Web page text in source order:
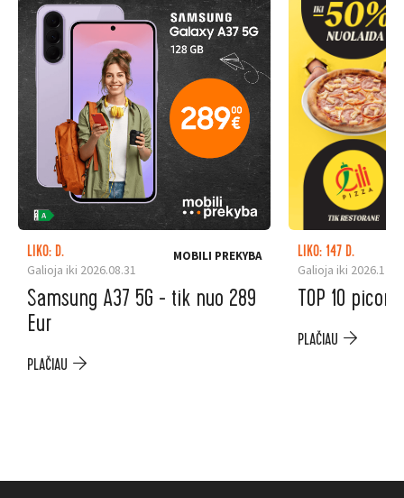
LIKO: D.
Galioja iki 2026.08.31
MOBILI PREKYBA
Samsung A37 5G - tik nuo 289
Eur
PLAČIAU
LIKO: 147 D.
Galioja iki
TOP 10
PLAČIAU